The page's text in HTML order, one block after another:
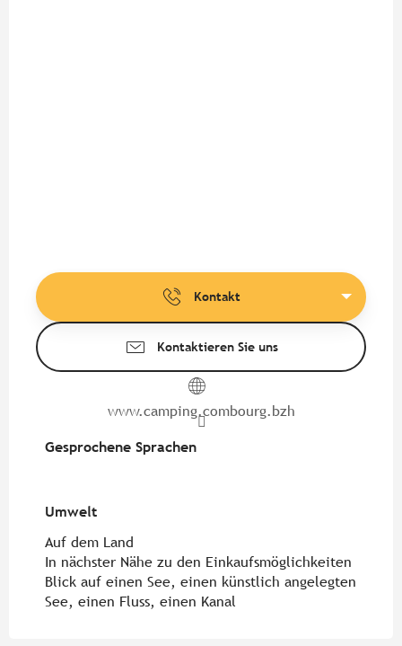
Kontakt
Kontaktieren Sie uns
www.camping.combourg.bzh
Gesprochene Sprachen
Gesprochene Sprachen
Umwelt
Umwelt
Auf dem Land
In nächster Nähe zu den Einkaufsmöglichkeiten
Blick auf einen See, einen künstlich angelegten
See, einen Fluss, einen Kanal